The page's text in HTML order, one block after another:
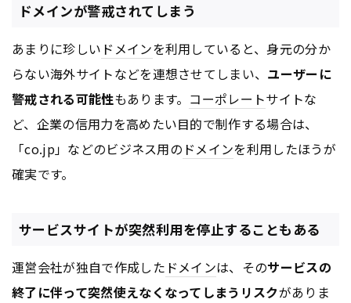
ドメインが警戒されてしまう
あまりに珍しい ドメインを利用していると、身元の分か
らない海外サイトなどを連想させてしまい、 ユーザーに
警戒される可能性もあります。 コーポレートサイトな
ど、企業の信用力を高めたい目的で制作する場合は、
「co.jp」などのビジネス用の ドメインを利用したほうが
確実です。
サービスサイトが突然利用を停止することもある
運営会社が独自で作成した ドメインは、そのサービスの
終了に伴って突然使えなくなってしまうリスクがありま